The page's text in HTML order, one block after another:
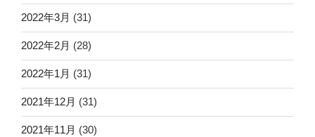
2022年3月 (31)
2022年2月 (28)
2022年1月 (31)
2021年12月 (31)
2021年11月 (30)